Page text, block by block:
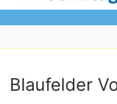
Blaufelder